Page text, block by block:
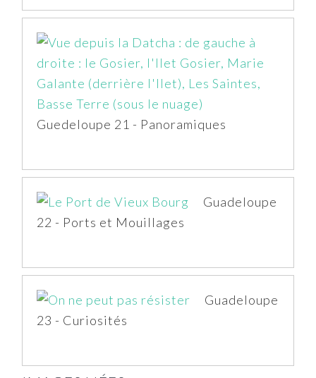
Guedeloupe 21 - Panoramiques
Guadeloupe
22 - Ports et Mouillages
Guadeloupe
23 - Curiosités